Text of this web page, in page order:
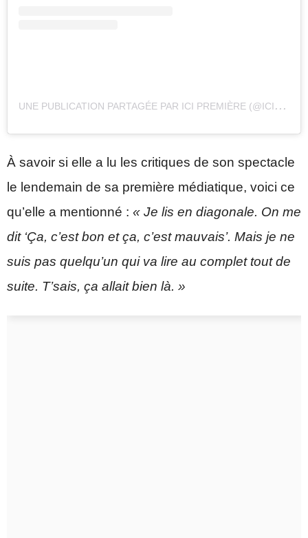
U
NE PUBLICATION PARTAGÉE PAR ICI PREMIÈRE (@ICIRCPREMIERE)
À savoir si elle a lu les critiques de son spectacle
le lendemain de sa première médiatique, voici ce
qu’elle a mentionné : « Je lis en diagonale. On me
dit ‘Ça, c’est bon et ça, c’est mauvais’. Mais je ne
suis pas quelqu’un qui va lire au complet tout de
suite. T’sais, ça allait bien là. »